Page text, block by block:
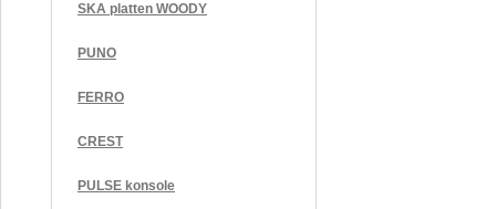
SKA platten WOODY
PUNO
FERRO
CREST
PULSE konsole